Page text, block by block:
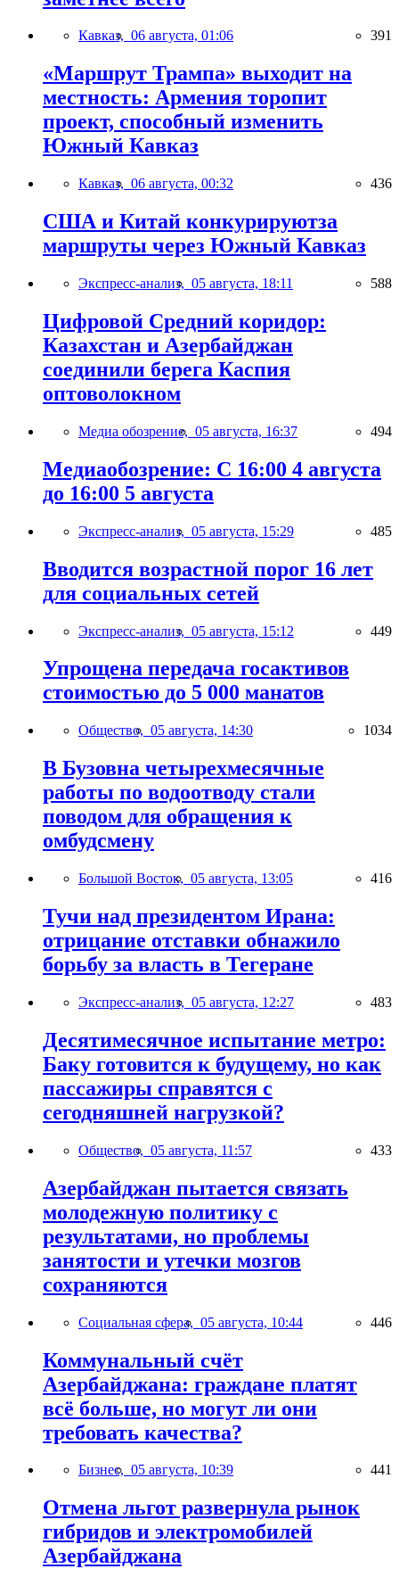
Кавказ, 06 августа, 01:06 391
«Маршрут Трампа» выходит на
местность: Армения торопит
проект, способный изменить
Южный Кавказ
Кавказ, 06 августа, 00:32 436
США и Китай конкурируютза
маршруты через Южный Кавказ
Экспресс-анализ, 05 августа, 18:11 588
Цифровой Средний коридор:
Казахстан и Азербайджан
соединили берега Каспия
оптоволокном
Медиа обозрение, 05 августа, 16:37 494
Медиаобозрение: С 16:00 4 августа
до 16:00 5 августа
Экспресс-анализ, 05 августа, 15:29 485
Вводится возрастной порог 16 лет
для социальных сетей
Экспресс-анализ, 05 августа, 15:12 449
Упрощена передача госактивов
стоимостью до 5 000 манатов
Общество, 05 августа, 14:30 1034
В Бузовна четырехмесячные
работы по водоотводу стали
поводом для обращения к
омбудсмену
Большой Восток, 05 августа, 13:05 416
Тучи над президентом Ирана:
отрицание отставки обнажило
борьбу за власть в Тегеране
Экспресс-анализ, 05 августа, 12:27 483
Десятимесячное испытание метро:
Баку готовится к будущему, но как
пассажиры справятся с
сегодняшней нагрузкой?
Общество, 05 августа, 11:57 433
Азербайджан пытается связать
молодежную политику с
результатами, но проблемы
занятости и утечки мозгов
сохраняются
Социальная сфера, 05 августа, 10:44 446
Коммунальный счёт
Азербайджана: граждане платят
всё больше, но могут ли они
требовать качества?
Бизнес, 05 августа, 10:39 441
Отмена льгот развернула рынок
гибридов и электромобилей
Азербайджана